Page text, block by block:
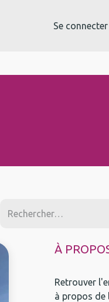
Se connecter
À
Retrouver
à propos de